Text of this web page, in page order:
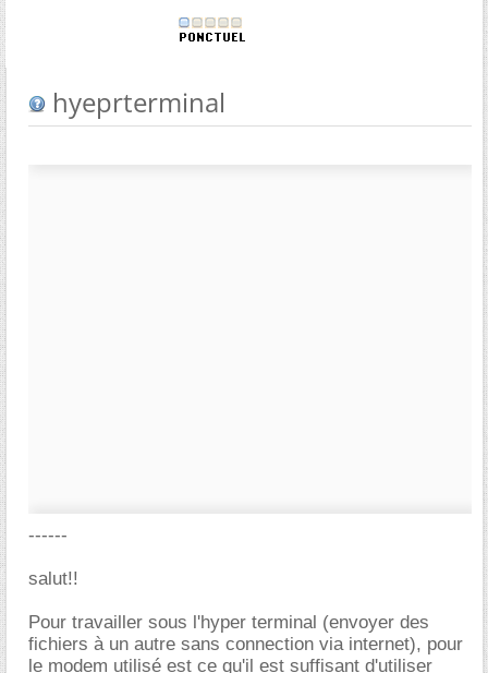
hyeprterminal
------
salut!!
Pour travailler sous l'hyper terminal (envoyer des
fichiers à un autre sans connection via internet), pour
le modem utilisé est ce qu'il est suffisant d'utiliser